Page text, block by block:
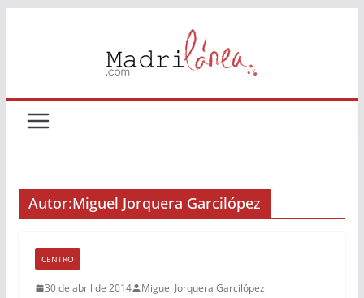
Autor:Miguel Jorquera Garcilópez
CENTRO
30 de abril de 2014 Miguel Jorquera Garcilópez